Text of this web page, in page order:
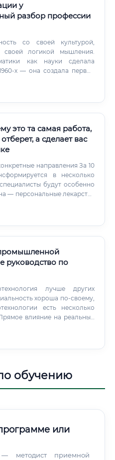
биолога) Где
трудоустройства 🌿 Биолог
где сфера применения
Вот основные площадки
вопросов — сколько
у
разбор профессии
со своей культурой,
логикой мышления.
как науки сделала
х — она создала первые
это та самая работа,
а сделает вас
направления За 10
в несколько
будут особенно
нейродегенеративных
в онкологии 🚀
космоса на геном
революций в истории
руководство по
лучше других
хороша по-своему,
есть несколько
обучению
или
методист приемной